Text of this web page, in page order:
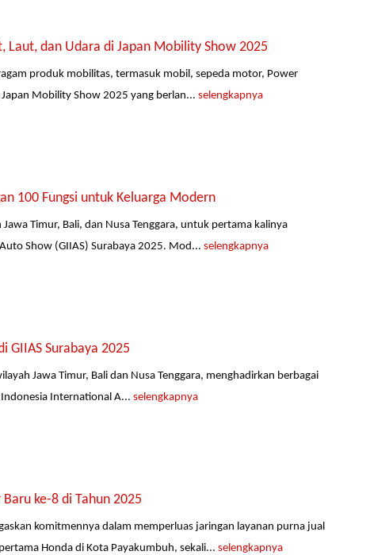
Laut, dan Udara di Japan Mobility Show 2025
produk mobilitas, termasuk mobil, sepeda motor, Power
Mobility Show 2025 yang berlan... selengkapnya
100 Fungsi untuk Keluarga Modern
Timur, Bali, dan Nusa Tenggara, untuk pertama kalinya
Show (GIIAS) Surabaya 2025. Mod... selengkapnya
GIIAS Surabaya 2025
Jawa Timur, Bali dan Nusa Tenggara, menghadirkan berbagai
International A... selengkapnya
ke-8 di Tahun 2025
komitmennya dalam memperluas jaringan layanan purna jual
Honda di Kota Payakumbuh, sekali... selengkapnya